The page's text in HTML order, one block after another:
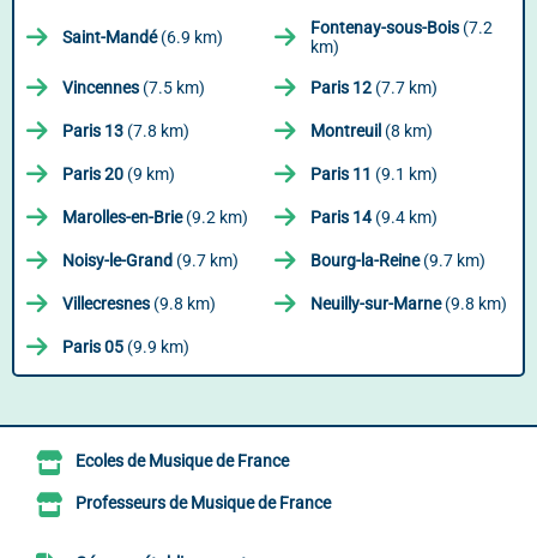
Saint-Mandé(6.9 km) Fontenay-sous-Bois (7.2
km)
Vincennes (7.5 km) Paris 12 (7.7 km)
Paris 13 (7.8 km) Montreuil (8 km)
Paris 20 (9 km) Paris 11 (9.1 km)
Marolles-en-Brie(9.2 km) Paris 14(9.4 km)
Noisy-le-Grand (9.7 km) Bourg-la-Reine(9.7 km)
Villecresnes (9.8 km) Neuilly-sur-Marne(9.8 km)
Paris 05 (9.9 km)
Ecoles de Musique de France
Professeurs de Musique de France